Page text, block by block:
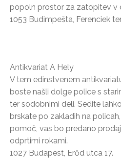
popoln prostor za zatopitev v
1053 Budimpešta, Ferenciek
Antikvariat A Hely
V tem edinstvenem
boste našli dolge police s
ter sodobnimi deli. Sedite
brskate po zakladih na
pomoč, vas bo predano
odprtimi rokami.
1027 Budapest, Erőd utca 17.